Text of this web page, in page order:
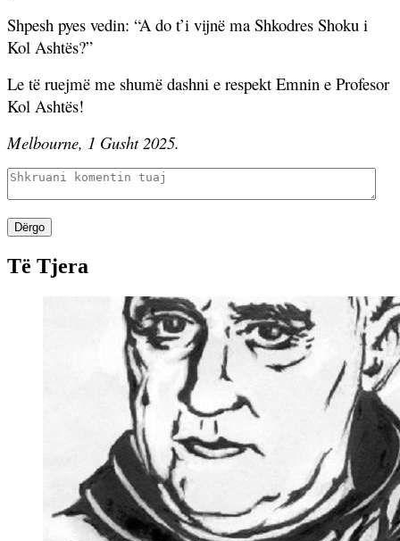
Shpesh pyes vedin: “A do t’i vijnë ma Shkodres Shoku i
Kol Ashtës?”
Le të ruejmë me shumë dashni e respekt Emnin e Profesor
Kol Ashtës!
Melbourne, 1 Gusht 2025.
Dërgo
Të Tjera